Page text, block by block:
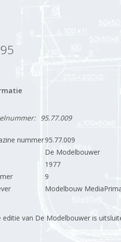
95.77.009
nummer95.77.009
De Modelbouwer
1977
9
Modelbouw
editie van De Modelbouwer is